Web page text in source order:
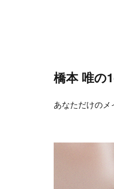
橋本 唯の
あなただけのメ